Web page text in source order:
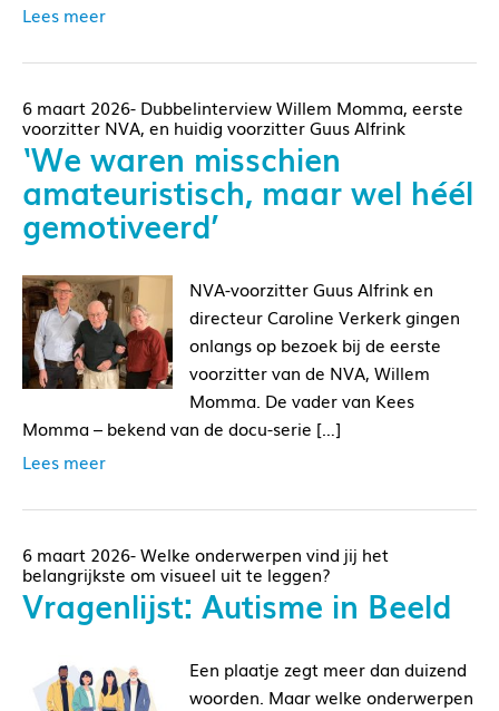
Lees meer
6 maart 2026- Dubbelinterview Willem Momma, eerste
voorzitter NVA, en huidig voorzitter Guus Alfrink
‘We waren misschien
amateuristisch, maar wel héél
gemotiveerd’
NVA-voorzitter Guus Alfrink en
directeur Caroline Verkerk gingen
onlangs op bezoek bij de eerste
voorzitter van de NVA, Willem
Momma. De vader van Kees
Momma – bekend van de docu-serie […]
Lees meer
6 maart 2026- Welke onderwerpen vind jij het
belangrijkste om visueel uit te leggen?
Vragenlijst: Autisme in Beeld
Een plaatje zegt meer dan duizend
woorden. Maar welke onderwerpen